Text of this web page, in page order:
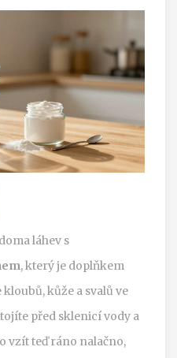
láhev s
, který je doplňkem
kůže a svalů ve
před sklenicí vody a
vzít teď ráno nalačno,